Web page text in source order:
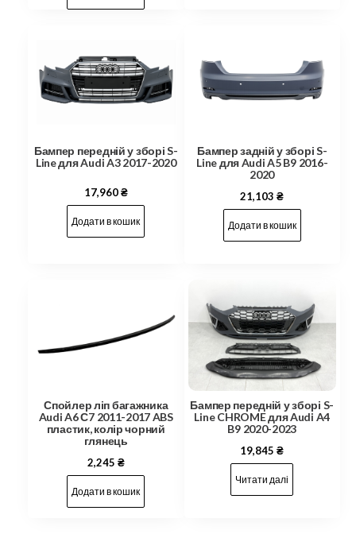
Бампер передній у зборі S-
Line для Audi A3 2017-2020
17,960₴
Додати в кошик
Бампер задній у зборі S-
Line для Audi A5 B9 2016-
2020
21,103₴
Додати в кошик
Спойлер ліп багажника
Audi A6 С7 2011-2017 ABS
пластик, колір чорний
глянець
2,245 ₴
Додати в кошик
Бампер передній у зборі S-
Line CHROME для Audi A4
B9 2020-2023
19,845₴
Читати далі